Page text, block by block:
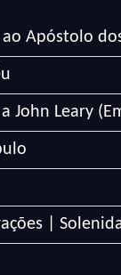
ao Apóstolo
John Leary
|